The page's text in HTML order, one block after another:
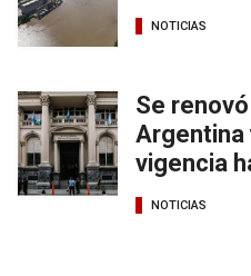
NOTICIAS
Se
Argentina
vigencia
NOTICIAS